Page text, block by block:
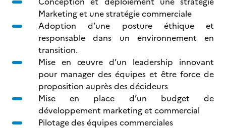
Marketing et une stratégie commerciale
Adoption d’une posture éthique et
responsable dans un environnement en
transition.
Mise en œuvre d’un leadership innovant
pour manager des équipes et être force de
proposition auprès des décideurs
Mise en place d’un budget de
développement marketing et commercial
Pilotage des équipes commerciales